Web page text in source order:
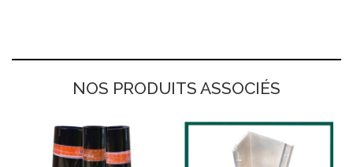
NOS PRODUITS ASSOCIÉS